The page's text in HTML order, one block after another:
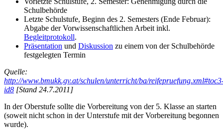
Schulbehörde
Letzte Schulstufe, Beginn des 2. Semesters (Ende Februar):
Abgabe der Vorwissenschaftlichen Arbeit inkl.
Begleitprotokoll.
Präsentation und Diskussion zu einem von der Schulbehörde
festgelegten Termin
Quelle:
http://www.bmukk.gv.at/schulen/unterricht/ba/
id8 [Stand 24.7.2011]
In der Oberstufe sollte die Vorbereitung von der 5. Klasse an starten
(soweit nicht schon in der Unterstufe mit der Vorbereitung begonnen
wurde).